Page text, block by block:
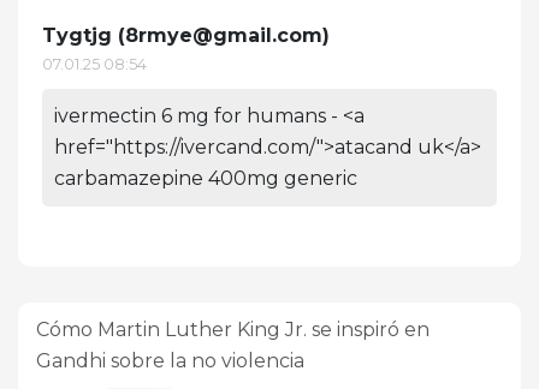
Tygtjg (8rmye@gmail.com)
07.01.25 08:54
ivermectin 6 mg for humans - <a
href="https://ivercand.com/">atacand uk</a>
carbamazepine 400mg generic
Cómo Martin Luther King Jr. se inspiró en
Gandhi sobre la no violencia